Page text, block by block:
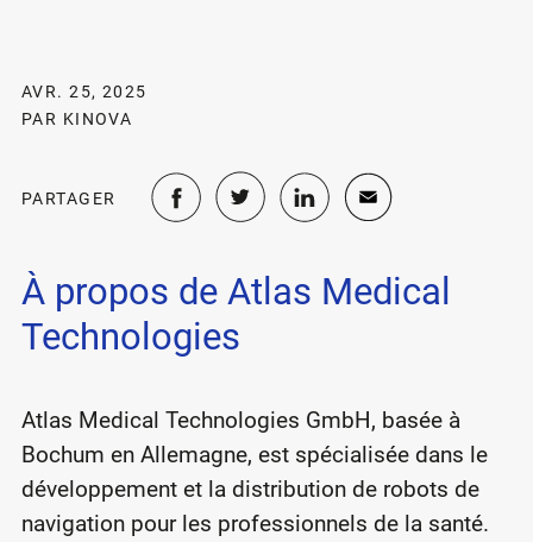
AVR. 25, 2025
PAR KINOVA
PARTAGER
À propos de Atlas Medical
Technologies
Atlas Medical Technologies GmbH, basée à
Bochum en Allemagne, est spécialisée dans le
développement et la distribution de robots de
navigation pour les professionnels de la santé.